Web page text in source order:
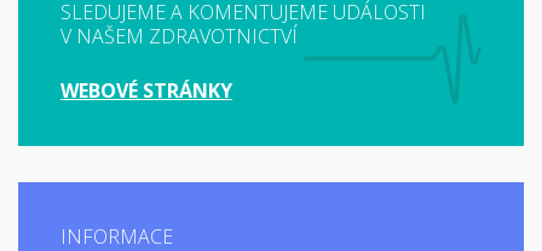
SLEDUJEME A KOMENTUJEME UDÁLOSTI
V NAŠEM ZDRAVOTNICTVÍ
WEBOVÉ STRÁNKY
INFORMACE